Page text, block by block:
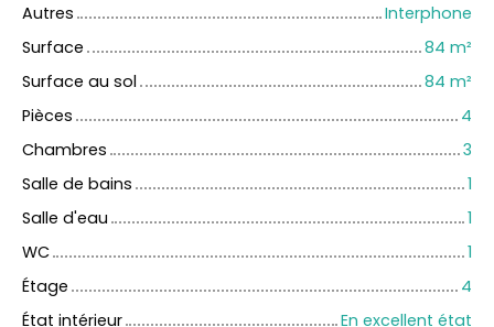
Autres
Interphone
Surface
84 m²
Surface au sol
84 m²
Pièces
4
Chambres
3
Salle de bains
1
Salle d'eau
1
WC
1
Étage
4
État intérieur
En excellent état